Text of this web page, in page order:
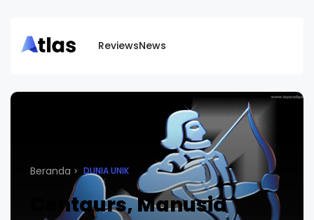
ReviewsNews
Beranda DUNIA UNIK
Centaurs, Manusia